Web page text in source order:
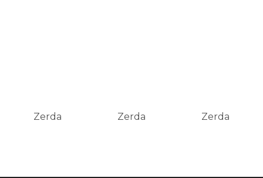
Zerda Zerda Zerda